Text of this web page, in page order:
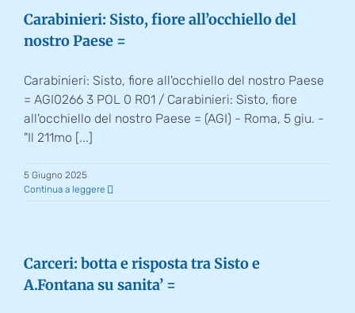
Carabinieri: Sisto, fiore all’occhiello del
nostro Paese =
Carabinieri: Sisto, fiore all'occhiello del nostro Paese
= AGI0266 3 POL 0 R01 / Carabinieri: Sisto, fiore
all'occhiello del nostro Paese = (AGI) - Roma, 5 giu. -
"Il 211mo [...]
5 Giugno 2025
Continua a leggere
Carceri: botta e risposta tra Sisto e
A.Fontana su sanita’ =